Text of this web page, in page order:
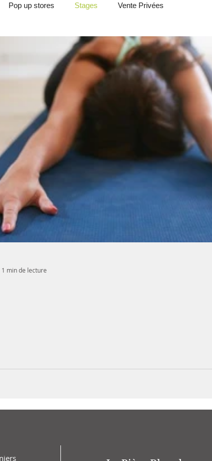
Pop up stores Stages Vente Privées
1 min de lecture